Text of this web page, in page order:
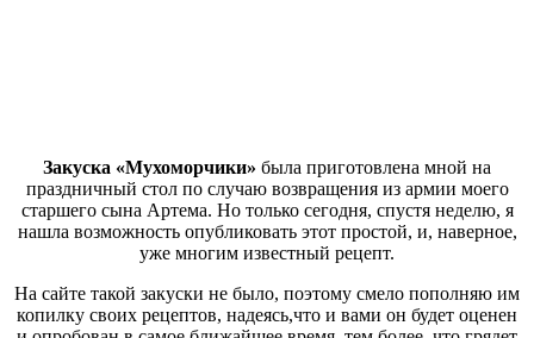
Закуска «Мухоморчики» была приготовлена мной на
праздничный стол по случаю возвращения из армии моего
старшего сына Артема. Но только сегодня, спустя неделю, я
нашла возможность опубликовать этот простой, и, наверное,
уже многим известный рецепт.
На сайте такой закуски не было, поэтому смело пополняю им
копилку своих рецептов, надеясь,что и вами он будет оценен